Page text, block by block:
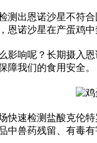
恩诺沙星不符合
诺沙星在产蛋鸡中
响呢？长期摄入恩
障我们的食用安全。
快速检测盐酸克伦
兽药残留、有毒